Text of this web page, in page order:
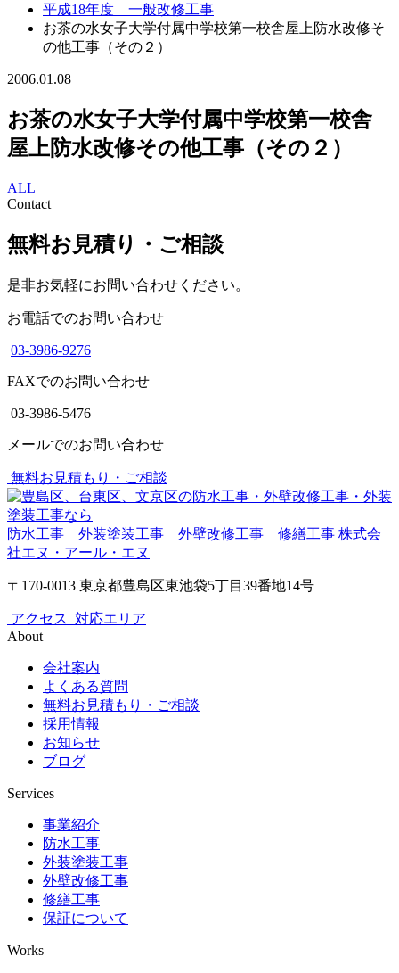
平成18年度 一般改修工事
お茶の水女子大学付属中学校第一校舎屋上防水改修そ
の他工事（その２）
2006.01.08
お茶の水女子大学付属中学校第一校舎
屋上防水改修その他工事（その２）
ALL
Contact
無料お見積り・ご相談
是非お気軽にお問い合わせください。
お電話でのお問い合わせ
03-3986-9276
FAXでのお問い合わせ
03-3986-5476
メールでのお問い合わせ
無料お見積もり・ご相談
防水工事 外装塗装工事 外壁改修工事 修繕工事 株式会
社エヌ・アール・エヌ
〒170-0013 東京都豊島区東池袋5丁目39番地14号
アクセス 対応エリア
About
会社案内
よくある質問
無料お見積もり・ご相談
採用情報
お知らせ
ブログ
Services
事業紹介
防水工事
外装塗装工事
外壁改修工事
修繕工事
保証について
Works